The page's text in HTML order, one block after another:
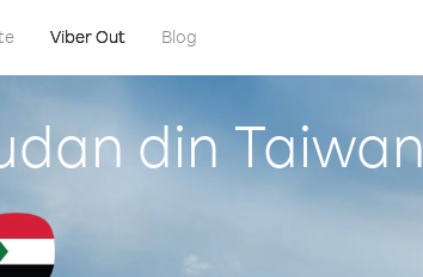
Viber Out Blog
din Taiwan